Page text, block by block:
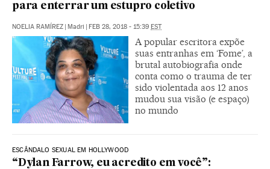
para enterrar um estupro coletivo
NOELIA RAMÍREZ | Madri | FEB 28, 2018 - 15:39 EST
A popular escritora expõe
suas entranhas em ‘Fome’, a
brutal autobiografia onde
conta como o trauma de ter
sido violentada aos 12 anos
mudou sua visão (e espaço)
no mundo
ESCÂNDALO SEXUAL EM HOLLYWOOD
“Dylan Farrow, eu acredito em você”: